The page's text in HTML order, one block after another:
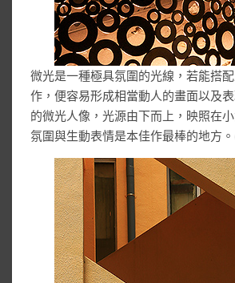
微光是一種極具氛圍的光線，若能搭
作，便容易形成相當動人的畫面以及
的微光人像，光源由下而上，映照在
氛圍與生動表情是本佳作最棒的地方